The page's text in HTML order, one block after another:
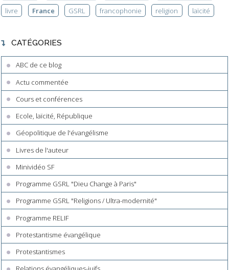
livre
France GSRL francophonie religion laïcité
CATÉGORIES
ABC de ce blog
Actu commentée
Cours et conférences
Ecole, laïcité, République
Géopolitique de l'évangélisme
Livres de l'auteur
Minividéo SF
Programme GSRL "Dieu Change à Paris"
Programme GSRL "Religions / Ultra-modernité"
Programme RELIF
Protestantisme évangélique
Protestantismes